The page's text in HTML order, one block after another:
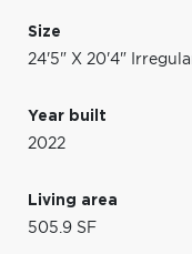
Size
24'5" X 20'4"
Year built
2022
Living area
505.9 SF